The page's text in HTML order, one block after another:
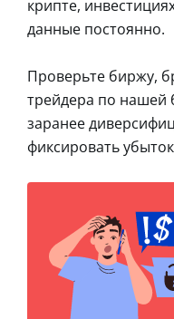
крипте,
данные постоянно.
Проверьте биржу,
трейдера по нашей
заранее
фиксировать